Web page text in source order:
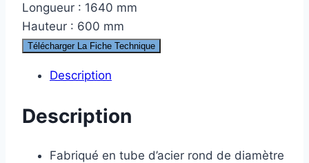
Longueur : 1640 mm
Hauteur : 600 mm
Télécharger La Fiche Technique
Description
Description
Fabriqué en tube d’acier rond de diamètre